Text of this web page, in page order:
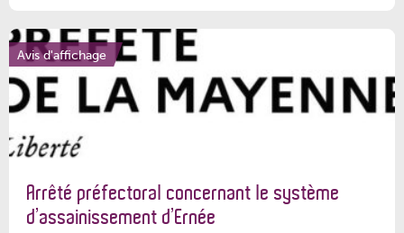
Avis d'affichage
Arrêté préfectoral concernant le système
d’assainissement d’Ernée